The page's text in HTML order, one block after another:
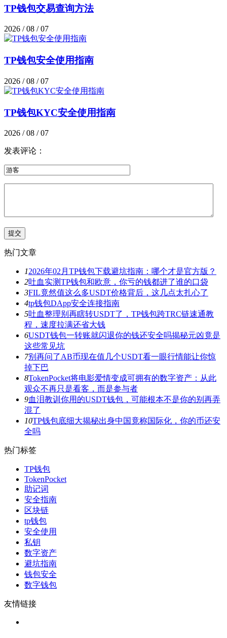
TP钱包交易查询方法
2026 / 08 / 07
TP钱包安全使用指南
2026 / 08 / 07
TP钱包KYC安全使用指南
2026 / 08 / 07
发表评论：
热门文章
12026年02月TP钱包下载避坑指南：哪个才是官方版？
2吐血实测TP钱包和欧意，你亏的钱都进了谁的口袋
3FIL竟然值这么多USDT价格背后，这几点太扎心了
4tp钱包DApp安全连接指南
5吐血整理别再瞎转USDT了，TP钱包跨TRC链速通教
程，速度拉满还省大钱
6USDT钱包一转账就闪退你的钱还安全吗揭秘元凶竟是
这些常见坑
7别再问了AB币现在值几个USDT看一眼行情能让你惊
掉下巴
8TokenPocket将电影爱情变成可拥有的数字资产：从此
观众不再只是看客，而是参与者
9血泪教训你用的USDT钱包，可能根本不是你的别再弄
混了
10TP钱包底细大揭秘出身中国竟称国际化，你的币还安
全吗
热门标签
TP钱包
TokenPocket
助记词
安全指南
区块链
tp钱包
安全使用
私钥
数字资产
避坑指南
钱包安全
数字钱包
友情链接